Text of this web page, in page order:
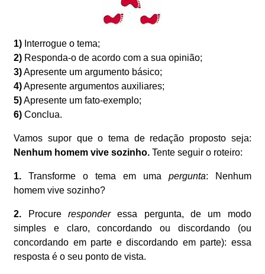
1) Interrogue o tema;
2) Responda-o de acordo com a sua opinião;
3)Apresente um argumento básico;
4)Apresente argumentos auxiliares;
5)Apresente um fato-exemplo;
6) Conclua.
Vamos supor que o tema de redação proposto seja:
Nenhum homem vive sozinho.Tente seguir o roteiro:
1. Transforme o tema em uma pergunta: Nenhum
homem vive sozinho?
2. Procureresponderessa pergunta, de um modo
simples e claro, concordando ou discordando (ou
concordando em parte e discordando em parte): essa
resposta é o seu ponto de vista.